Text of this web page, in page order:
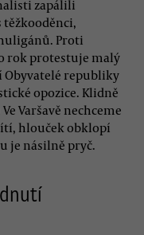
zapálili
těžkooděnci,
Proti
rok protestuje malý
republiky
opozice. Klidně
Varšavě nechceme
hlouček obklopí
je násilně pryč.